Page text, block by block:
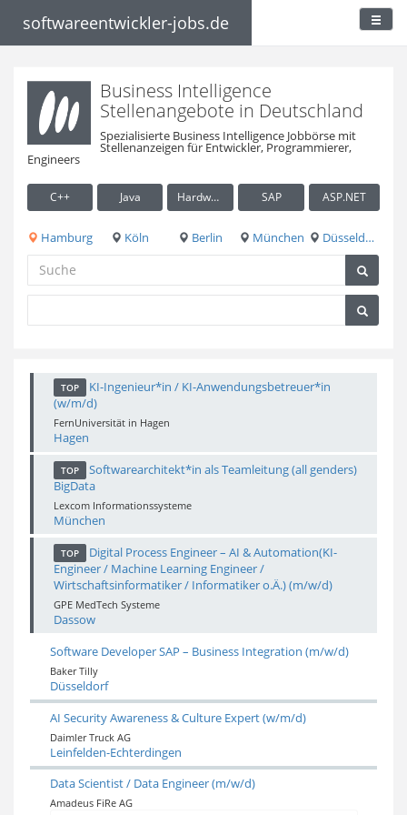
softwareentwickler-jobs.de
Business Intelligence
Stellenangebote in Deutschland
Spezialisierte Business Intelligence Jobbörse mit
Stellenanzeigen für Entwickler, Programmierer,
Engineers
C++ Java Hardware / Embedded SAP ASP.NET
Hamburg Köln Berlin München Düsseldorf
TOP
KI-Ingenieur*in / KI-Anwendungsbetreuer*in
(w/m/d)
FernUniversität in Hagen
Hagen
TOP
Softwarearchitekt*in als Teamleitung (all genders)
BigData
Lexcom Informationssysteme
München
TOP
Digital Process Engineer – AI & Automation(KI-
Engineer / Machine Learning Engineer /
Wirtschaftsinformatiker / Informatiker o.Ä.) (m/w/d)
GPE MedTech Systeme
Dassow
Software Developer SAP – Business Integration (m/w/d)
Baker Tilly
Düsseldorf
AI Security Awareness & Culture Expert (w/m/d)
Daimler Truck AG
Leinfelden-Echterdingen
Data Scientist / Data Engineer (m/w/d)
Amadeus FiRe AG